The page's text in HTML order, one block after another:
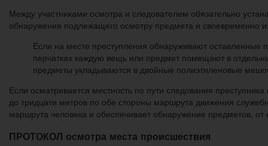
Между участниками осмотра и следователем обязательно
обнаружения подлежащего осмотру предмета и своевременно
Если на месте преступления обнаруживают
перчатках каждую вещь или предмет помещают в
предметы укладываются в двойные полиэтиленовые
Если осматривается местность по пути следования
до тридцати метров по обе стороны маршрута движения
маршрута человека и обеспечивает обнаружение предметов, от
ПРОТОКОЛ осмотра места происшествия